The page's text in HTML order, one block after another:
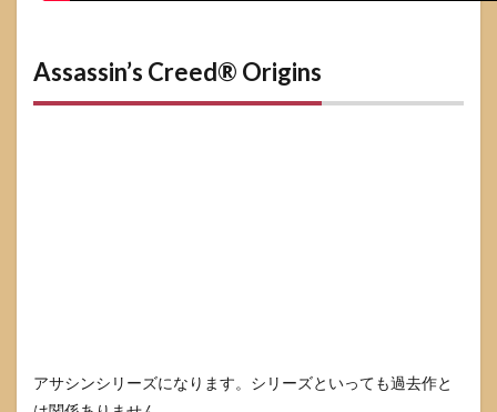
Assassin’s Creed® Origins
アサシンシリーズになります。シリーズといっても過去作と